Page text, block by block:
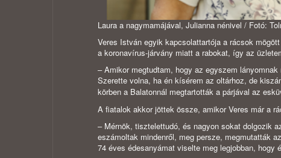
Laura a nagymamájával, Julianna nénivel / Fotó:
Veres István egyik kapcsolattartója a rácsok
a koronavírus-járvány miatt a rabokat, így az
– Amikor megtudtam, hogy az egyszem
Szerette volna, ha én kísérem az oltárhoz, de
körben a Balatonnál megtartották a párjával az
A fiatalok akkor jöttek össze, amikor Veres már a
– Mérnök, tisztelettudó, és nagyon sokat dolgozik
eszámoltak mindenről, meg persze, megmutatták
74 éves édesanyámat viselte meg legjobban, hogy